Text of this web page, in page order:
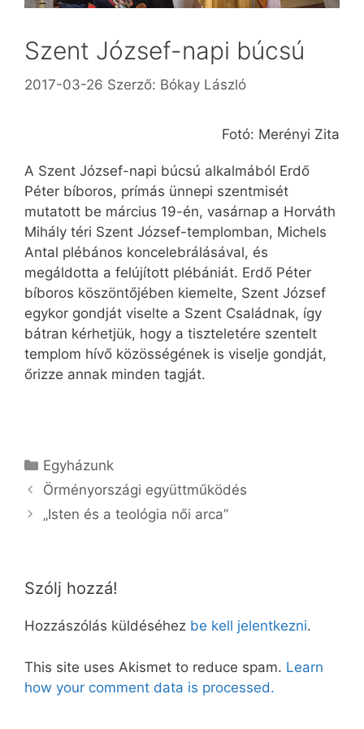
Szent József-napi búcsú
2017-03-26 Szerző: Bókay László
Fotó: Merényi Zita
A Szent József-napi búcsú alkalmából Erdő
Péter bíboros, prímás ünnepi szentmisét
mutatott be március 19-én, vasárnap a Horváth
Mihály téri Szent József-templomban, Michels
Antal plébános koncelebrálásával, és
megáldotta a felújított plébániát. Erdő Péter
bíboros köszöntőjében kiemelte, Szent József
egykor gondját viselte a Szent Családnak, így
bátran kérhetjük, hogy a tiszteletére szentelt
templom hívő közösségének is viselje gondját,
őrizze annak minden tagját.
Kategória
Egyházunk
Örményországi együttműködés
„Isten és a teológia női arca”
Szólj hozzá!
Hozzászólás küldéséhez be kell jelentkezni.
This site uses Akismet to reduce spam. Learn
how your comment data is processed.